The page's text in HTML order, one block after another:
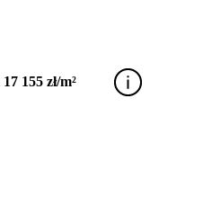
17 155 zł/m²